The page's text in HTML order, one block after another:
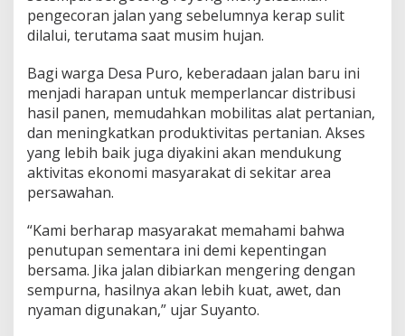
p
A
w
t
pengecoran jalan yang sebelumnya kerap sulit
dilalui, terutama saat musim hujan.
Bagi warga Desa Puro, keberadaan jalan baru ini
menjadi harapan untuk memperlancar distribusi
hasil panen, memudahkan mobilitas alat pertanian,
dan meningkatkan produktivitas pertanian. Akses
yang lebih baik juga diyakini akan mendukung
aktivitas ekonomi masyarakat di sekitar area
persawahan.
“Kami berharap masyarakat memahami bahwa
penutupan sementara ini demi kepentingan
bersama. Jika jalan dibiarkan mengering dengan
sempurna, hasilnya akan lebih kuat, awet, dan
nyaman digunakan,” ujar Suyanto.